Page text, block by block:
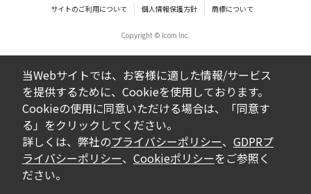
の転用は一切出来ません。
ダウンロードした取扱説明書およびその他す
べての掲載物の変更は一切行わないでくださ
い。お客様による内容の変更により、何らか
の欠陥が生じたとしても、弊社では一切の保
証をいたしません。また、内容の変更の結
果、万一お客様に損害が生じたとしても、弊
社及び販売店等は一切の責任を負いません。
掲載の取扱説明書等は、製品発売当時の内容
サイトのご利用について 個人情報保護方針 商標について
Copyright © Icom Inc.
当Webサイトでは、お客様に適した情報/サービス
を提供するために、Cookieを使用しております。
Cookieの使用に同意いただける場合は、「同意す
る」をクリックしてください。
詳しくは、弊社のプライバシーポリシー、 GDPRプ
ライバシーポリシー、 Cookieポリシーをご参照く
ださい。